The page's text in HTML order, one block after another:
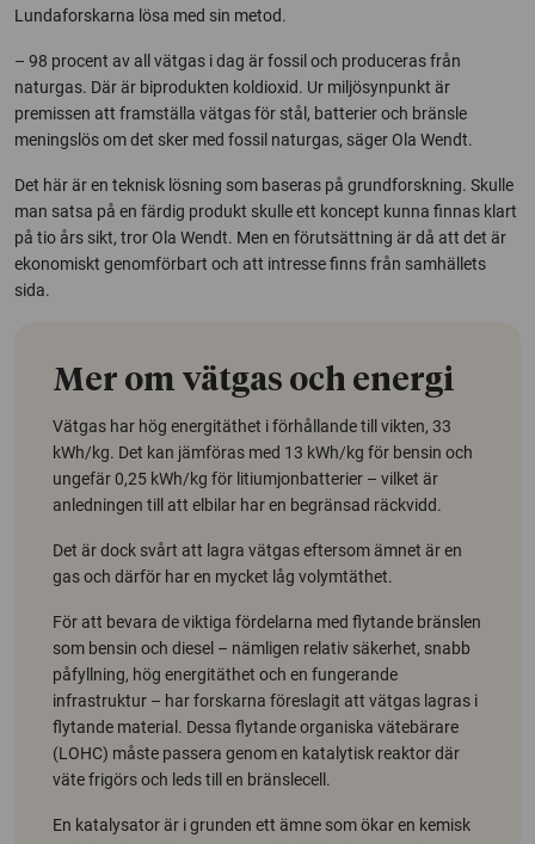
Lundaforskarna lösa med sin metod.
– 98 procent av all vätgas i dag är fossil och produceras från
naturgas. Där är biprodukten koldioxid. Ur miljösynpunkt är
premissen att framställa vätgas för stål, batterier och bränsle
meningslös om det sker med fossil naturgas, säger Ola Wendt.
Det här är en teknisk lösning som baseras på grundforskning. Skulle
man satsa på en färdig produkt skulle ett koncept kunna finnas klart
på tio års sikt, tror Ola Wendt. Men en förutsättning är då att det är
ekonomiskt genomförbart och att intresse finns från samhällets
sida.
Mer om vätgas och energi
Vätgas har hög energitäthet i förhållande till vikten, 33
kWh/kg. Det kan jämföras med 13 kWh/kg för bensin och
ungefär 0,25 kWh/kg för litiumjonbatterier – vilket är
anledningen till att elbilar har en begränsad räckvidd.
Det är dock svårt att lagra vätgas eftersom ämnet är en
gas och därför har en mycket låg volymtäthet.
För att bevara de viktiga fördelarna med flytande bränslen
som bensin och diesel – nämligen relativ säkerhet, snabb
påfyllning, hög energitäthet och en fungerande
infrastruktur – har forskarna föreslagit att vätgas lagras i
flytande material. Dessa flytande organiska vätebärare
(LOHC) måste passera genom en katalytisk reaktor där
väte frigörs och leds till en bränslecell.
En katalysator är i grunden ett ämne som ökar en kemisk